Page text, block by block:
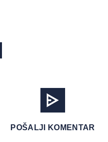
POŠALJI KOMENTAR